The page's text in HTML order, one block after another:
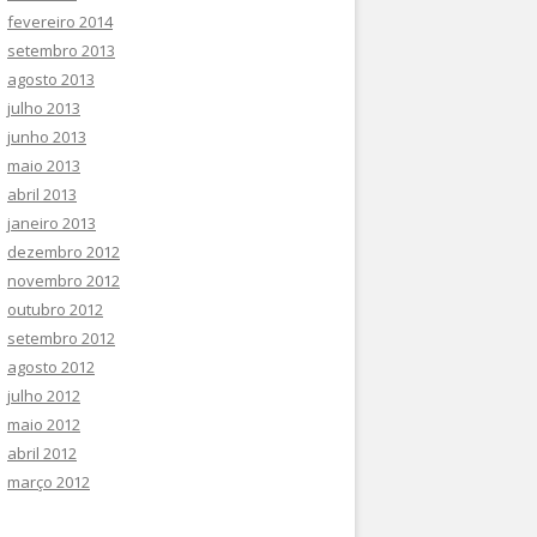
fevereiro 2014
setembro 2013
agosto 2013
julho 2013
junho 2013
maio 2013
abril 2013
janeiro 2013
dezembro 2012
novembro 2012
outubro 2012
setembro 2012
agosto 2012
julho 2012
maio 2012
abril 2012
março 2012